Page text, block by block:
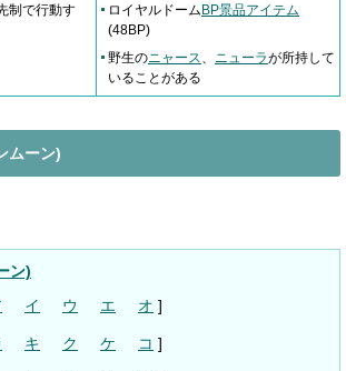
制で行動す
ロイヤルドーム BP景品アイテム
(48BP)
野生のニャース、 ニューラが所持して
いることがある
ムーン)
ン)
イ ウ エ オ ]
キ ク ケ コ ]